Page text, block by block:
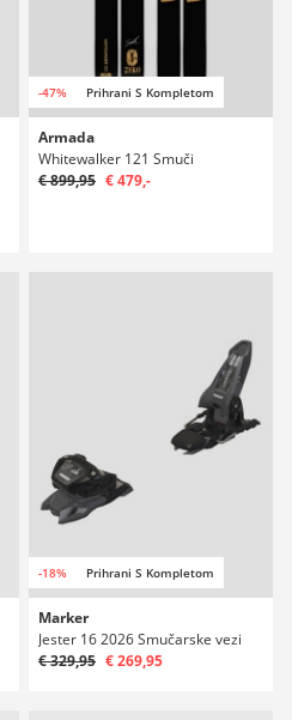
-47% Prihrani S Kompletom
Armada
Whitewalker 121 Smuči
€ 899,95 € 479,-
-18% Prihrani S Kompletom
Marker
Jester 16 2026 Smučarske vezi
€ 329,95 € 269,95